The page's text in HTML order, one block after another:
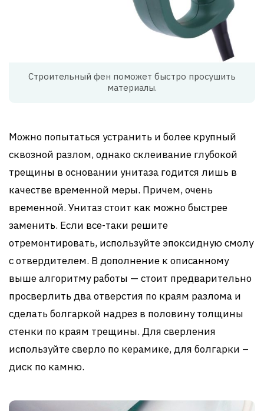
Строительный фен поможет быстро просушить
материалы.
Можно попытаться устранить и более крупный
сквозной разлом, однако склеивание глубокой
трещины в основании унитаза годится лишь в
качестве временной меры. Причем, очень
временной. Унитаз стоит как можно быстрее
заменить. Если все-таки решите
отремонтировать, используйте эпоксидную смолу
с отвердителем. В дополнение к описанному
выше алгоритму работы — стоит предварительно
просверлить два отверстия по краям разлома и
сделать болгаркой надрез в половину толщины
стенки по краям трещины. Для сверления
используйте сверло по керамике, для болгарки –
диск по камню.